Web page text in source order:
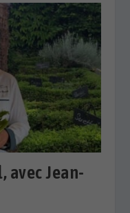
avec Jean-